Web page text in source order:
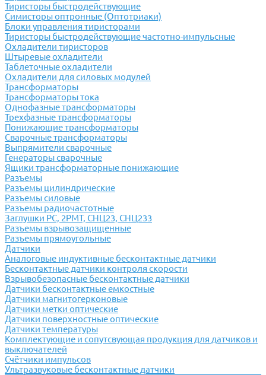
Тиристоры быстродействующие
Симисторы оптронные (Оптотриаки)
Блоки управления тиристорами
Тиристоры быстродействующие частотно-импульсные
Охладители тиристоров
Штыревые охладители
Таблеточные охладители
Охладители для силовых модулей
Трансформаторы
Трансформаторы тока
Однофазные трансформаторы
Трехфазные трансформаторы
Понижающие трансформаторы
Сварочные трансформаторы
Выпрямители сварочные
Генераторы сварочные
Ящики трансформаторные понижающие
Разъемы
Разъемы цилиндрические
Разъемы силовые
Разъемы радиочастотные
Заглушки РС, 2РМТ, СНЦ23, СНЦ233
Разъемы взрывозащищенные
Разъемы прямоугольные
Датчики
Аналоговые индуктивные бесконтактные датчики
Бесконтактные датчики контроля скорости
Взрывобезопасные бесконтактные датчики
Датчики бесконтактные емкостные
Датчики магнитогерконовые
Датчики метки оптические
Датчики поверхностные оптические
Датчики температуры
Комплектующие и сопутсвующая продукция для датчиков и
выключателей
Счётчики импульсов
Ультразвуковые бесконтактные датчики